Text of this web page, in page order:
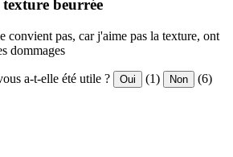
texture beurrée
convient pas, car j'aime pas la texture, ont
dommages
a-t-elle été utile ? Oui (1) Non (6)